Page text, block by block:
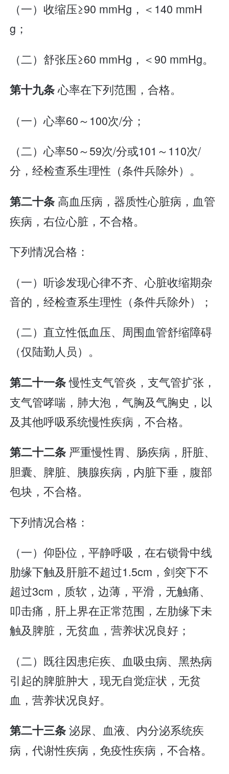
（一）收缩压≥90 mmHg，＜140 mmH
g；
（二）舒张压≥60 mmHg，＜90 mmHg。
第十九条心率在下列范围，合格。
（一）心率60～100次/分；
（二）心率50～59次/分或101～110次/
分，经检查系生理性（条件兵除外）。
第二十条 高血压病，器质性心脏病，血管
疾病，右位心脏，不合格。
下列情况合格：
（一）听诊发现心律不齐、心脏收缩期杂
音的，经检查系生理性（条件兵除外）；
（二）直立性低血压、周围血管舒缩障碍
（仅陆勤人员）。
第二十一条慢性支气管炎，支气管扩张，
支气管哮喘，肺大泡，气胸及气胸史，以
及其他呼吸系统慢性疾病，不合格。
第二十二条 严重慢性胃、肠疾病，肝脏、
胆囊、脾脏、胰腺疾病，内脏下垂，腹部
包块，不合格。
下列情况合格：
（一）仰卧位，平静呼吸，在右锁骨中线
肋缘下触及肝脏不超过1.5cm，剑突下不
超过3cm，质软，边薄，平滑，无触痛、
叩击痛，肝上界在正常范围，左肋缘下未
触及脾脏，无贫血，营养状况良好；
（二）既往因患疟疾、血吸虫病、黑热病
引起的脾脏肿大，现无自觉症状，无贫
血，营养状况良好。
第二十三条泌尿、血液、内分泌系统疾
病，代谢性疾病，免疫性疾病，不合格。